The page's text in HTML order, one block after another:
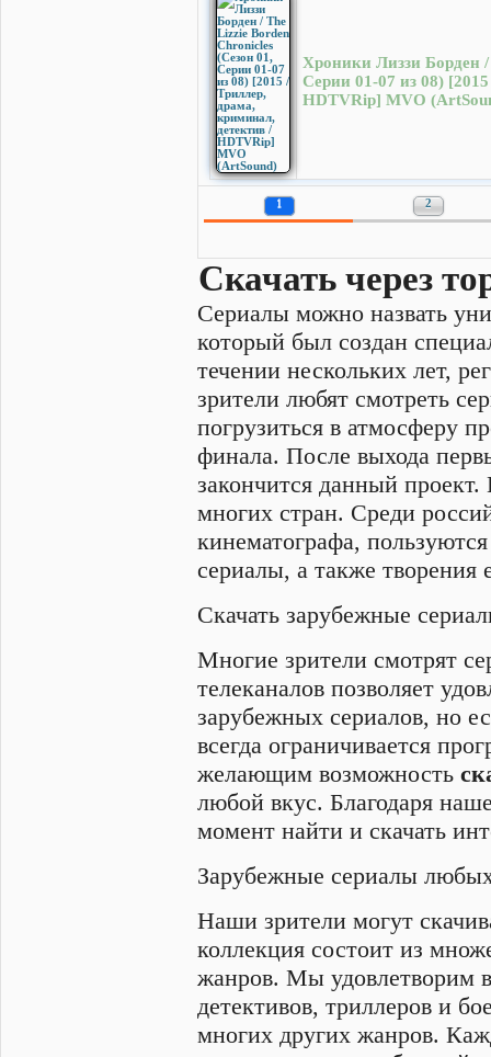
Хроники Лиззи Борден
Серии 01-07 из 08)
HDTVRip] MVO
1 2
Скачать через
Сериалы можно назвать
который был создан
течении нескольких лет,
зрители любят смотреть
погрузиться в атмосферу
финала. После выхода
закончится данный
многих стран. Среди
кинематографа,
сериалы, а также творения
Скачать зарубежные
Многие зрители смотрят
телеканалов позволяет
зарубежных сериалов, но
всегда ограничивается
желающим возможность
любой вкус. Благодаря
момент найти и скачать
Зарубежные сериалы
Наши зрители могут
коллекция состоит из
жанров. Мы удовлетворим
детективов, триллеров и
многих других жанров.